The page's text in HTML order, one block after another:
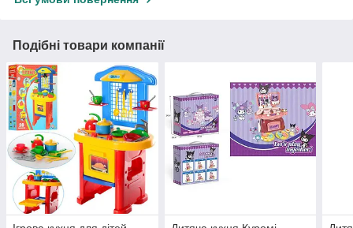
Подібні товари компанії